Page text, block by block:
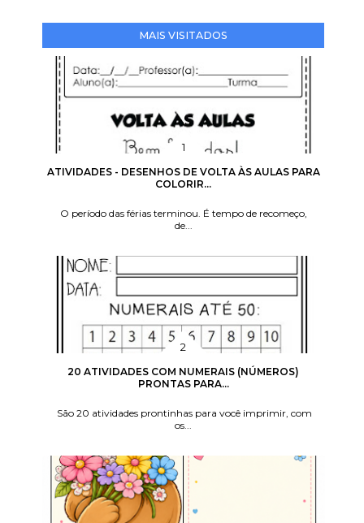
MAIS VISITADOS
ATIVIDADES - DESENHOS DE VOLTA ÀS AULAS PARA
COLORIR...
O período das férias terminou. É tempo de recomeço,
de...
20 ATIVIDADES COM NUMERAIS (NÚMEROS)
PRONTAS PARA...
São 20 atividades prontinhas para você imprimir, com
os...